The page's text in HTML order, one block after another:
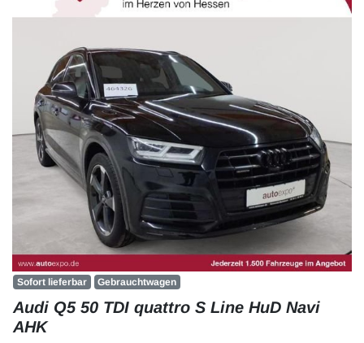
Sofort lieferbar Gebrauchtwagen
Audi Q5 50 TDI quattro S Line HuD Navi
AHK